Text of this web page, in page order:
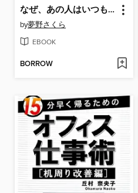
なぜ、あの人はいつもうまくいくのか? 自分をコントロールする９つの資質
by夢野さくら
EBOOK
BORROW